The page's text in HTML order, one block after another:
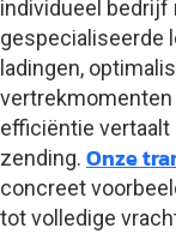
individueel bedrijf
gespecialiseerde
ladingen,
vertrekmomenten
efficiëntie
zending. Onze
concreet
tot volledige